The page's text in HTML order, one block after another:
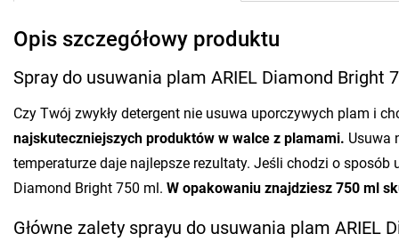
Opis szczegółowy produktu
Spray do usuwania plam ARIEL Diamond Bright
Czy Twój zwykły detergent nie usuwa uporczywych plam i
najskuteczniejszych produktów w walce z plamami. Usuwa
temperaturze daje najlepsze rezultaty. Jeśli chodzi o
Diamond Bright 750 ml. W opakowaniu znajdziesz 750 ml
Główne zalety sprayu do usuwania plam ARIEL